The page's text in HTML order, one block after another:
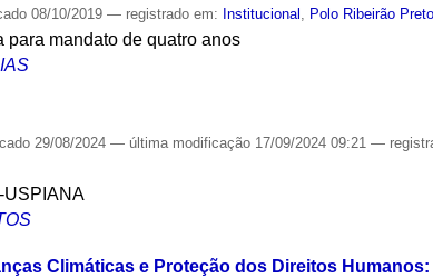
08/10/2019— registrado em: Institucional Polo Ribeirão Preto
para mandato de quatro anos
29/08/2024— última modificação 17/09/2024 09:21—
USPIANA
Climáticas e Proteção dos Direitos